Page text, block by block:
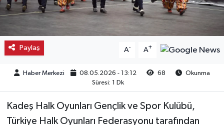
Paylaş A- A+
Haber Merkezi 08.05.2026 - 13:12 68
Okunma
Süresi: 1 Dk
Kadeş Halk Oyunları Gençlik ve Spor Kulübü,
Türkiye Halk Oyunları Federasyonu tarafından
Kargı
Laçin
Mecitözü
Oğuzlar
Ortaköy